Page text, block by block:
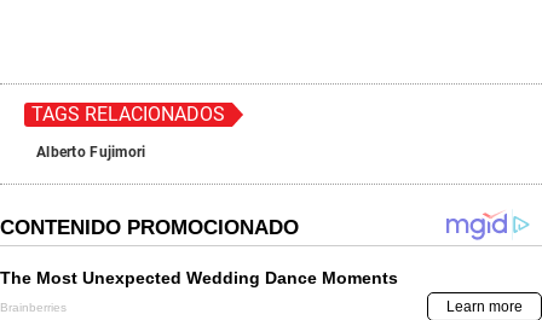
TAGS RELACIONADOS
Alberto Fujimori